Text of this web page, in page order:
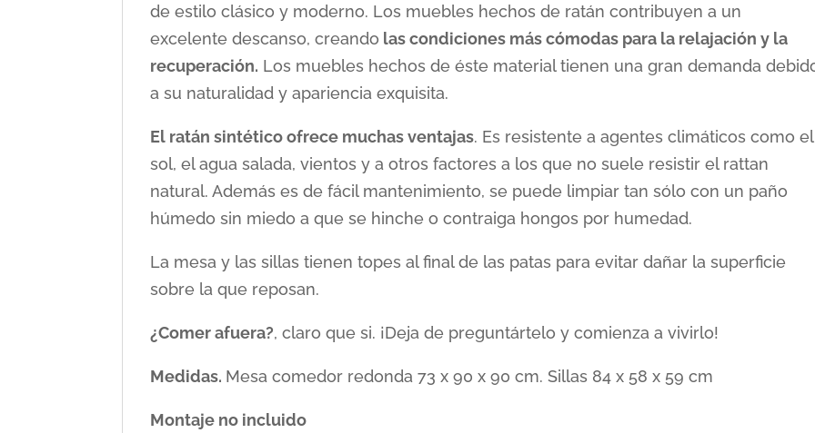
de estilo clásico y moderno. Los muebles hechos de ratán contribuyen a un
excelente descanso, creando las condiciones más cómodas para la relajación y la
recuperación. Los muebles hechos de éste material tienen una gran demanda
a su naturalidad y apariencia exquisita.
El ratán sintético ofrece muchas ventajas. Es resistente a agentes climáticos como el
sol, el agua salada, vientos y a otros factores a los que no suele resistir el rattan
natural. Además es de fácil mantenimiento, se puede limpiar tan sólo con un paño
húmedo sin miedo a que se hinche o contraiga hongos por humedad.
La mesa y las sillas tienen topes al final de las patas para evitar dañar la superficie
sobre la que reposan.
¿Comer afuera?, claro que si. ¡Deja de preguntártelo y comienza a vivirlo!
Medidas. Mesa comedor redonda 73 x 90 x 90 cm. Sillas 84 x 58 x 59 cm
Montaje no incluido